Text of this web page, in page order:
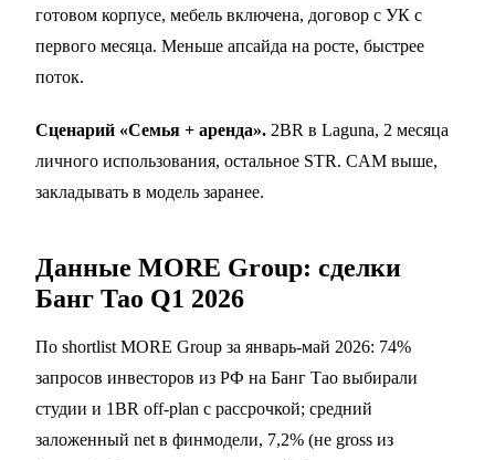
готовом корпусе, мебель включена, договор с УК с
первого месяца. Меньше апсайда на росте, быстрее
поток.
Сценарий «Семья + аренда». 2BR в Laguna, 2 месяца
личного использования, остальное STR. CAM выше,
закладывать в модель заранее.
Данные MORE Group: сделки
Банг Тао Q1 2026
По shortlist MORE Group за январь-май 2026: 74%
запросов инвесторов из РФ на Банг Тао выбирали
студии и 1BR off-plan с рассрочкой; средний
заложенный net в финмодели, 7,2% (не gross из